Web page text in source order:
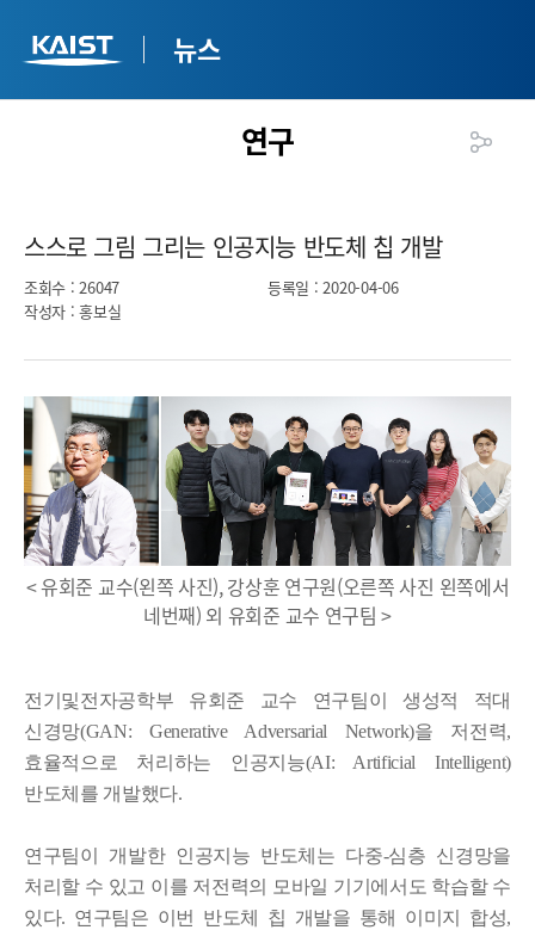
뉴스
연구
스스로 그림 그리는 인공지능 반도체 칩 개발​
조회수 : 26047 등록일 : 2020-04-06
작성자 : 홍보실
< 유회준 교수(왼쪽 사진), 강상훈 연구원(오른쪽 사진 왼쪽에서
네번째) 외 유회준 교수 연구팀 >
전기및전자공학부 유회준 교수 연구팀이 생성적 적대
신경망(GAN: Generative Adversarial Network)을 저전력,
효율적으로 처리하는 인공지능(AI: Artificial Intelligent)
반도체를 개발했다.
연구팀이 개발한 인공지능 반도체는 다중-심층 신경망을
처리할 수 있고 이를 저전력의 모바일 기기에서도 학습할 수
있다. 연구팀은 이번 반도체 칩 개발을 통해 이미지 합성,